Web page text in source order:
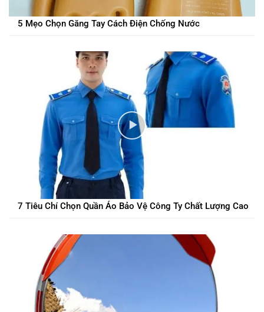
5 Mẹo Chọn Găng Tay Cách Điện Chống Nước
7 Tiêu Chí Chọn Quần Áo Bảo Vệ Công Ty Chất Lượng Cao